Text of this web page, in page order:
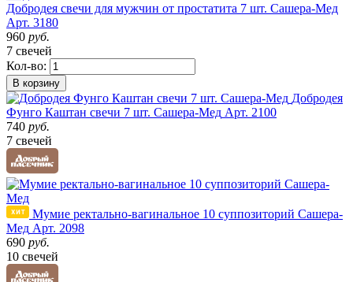
Добродея свечи для мужчин от простатита 7 шт. Сашера-Мед
Арт. 3180
960 руб.
7 свечей
Кол-во:
В корзину
Добродея
Фунго Каштан свечи 7 шт. Сашера-Мед Арт. 2100
740 руб.
7 свечей
Мумие ректально-вагинальное 10 суппозиторий Сашера-
Мед Арт. 2098
690 руб.
10 свечей